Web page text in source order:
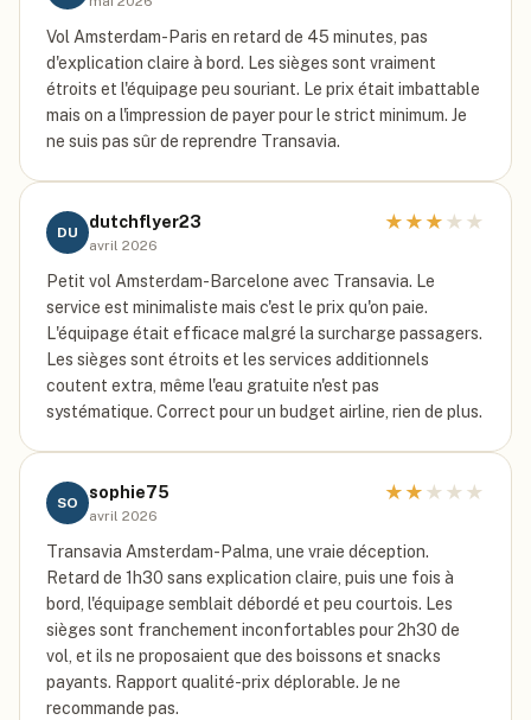
Vol Amsterdam-Paris en retard de 45 minutes, pas
d'explication claire à bord. Les sièges sont vraiment
étroits et l'équipage peu souriant. Le prix était imbattable
mais on a l'impression de payer pour le strict minimum. Je
ne suis pas sûr de reprendre Transavia.
DU
dutchflyer23
avril 2026
★ ★ ★ ★ ★
Petit vol Amsterdam-Barcelone avec Transavia. Le
service est minimaliste mais c'est le prix qu'on paie.
L'équipage était efficace malgré la surcharge passagers.
Les sièges sont étroits et les services additionnels
coutent extra, même l'eau gratuite n'est pas
systématique. Correct pour un budget airline, rien de plus.
SO
sophie75
avril 2026
★ ★ ★ ★ ★
Transavia Amsterdam-Palma, une vraie déception.
Retard de 1h30 sans explication claire, puis une fois à
bord, l'équipage semblait débordé et peu courtois. Les
sièges sont franchement inconfortables pour 2h30 de
vol, et ils ne proposaient que des boissons et snacks
payants. Rapport qualité-prix déplorable. Je ne
recommande pas.